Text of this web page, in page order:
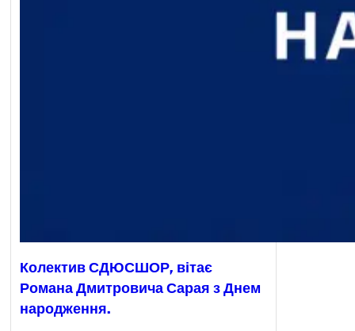
Колектив СДЮСШОР, вітає
Романа Дмитровича Сарая з Днем
народження.